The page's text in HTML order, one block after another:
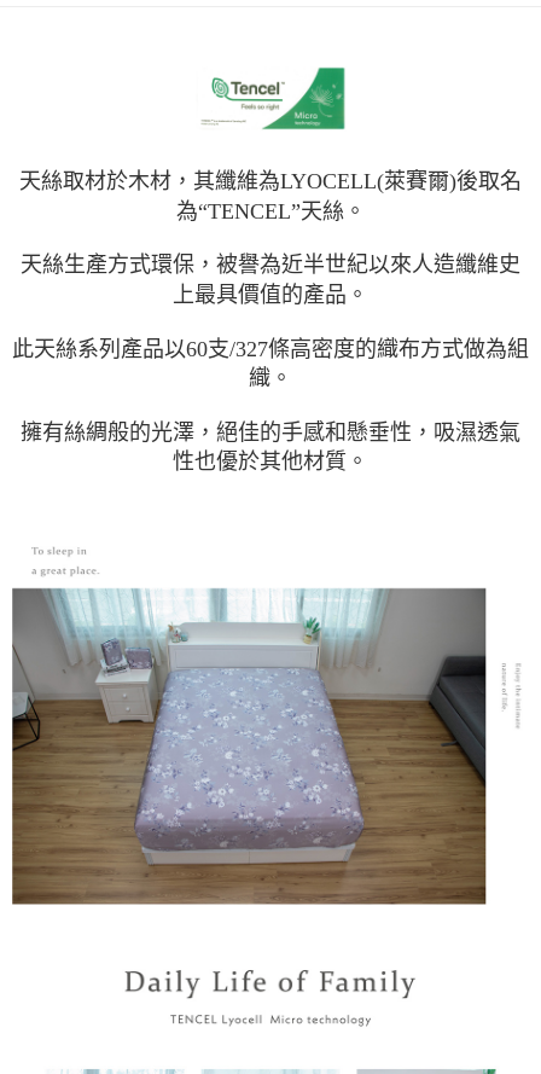
天絲取材於木材，其纖維為LYOCELL(萊賽爾)後取名
為“TENCEL”天絲。
天絲生產方式環保，被譽為近半世紀以來人造纖維史
上最具價值的產品。
此天絲系列產品以60支/327條高密度的織布方式做為組
織。
擁有絲綢般的光澤，絕佳的手感和懸垂性，吸濕透氣
性也優於其他材質。